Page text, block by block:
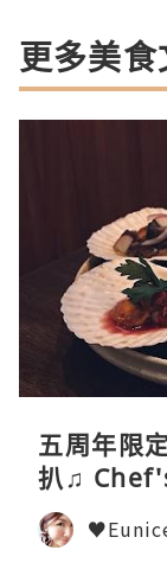
更多美
五周年限
扒♫